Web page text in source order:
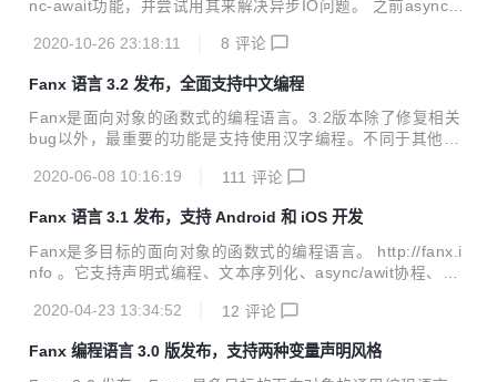
个项目中可以混合两种格式的。他们的实现共享了绝大部分代
码。 另外开发用的git仓库切换到gitee：https://gi...
nc-await功能，并尝试用其来解决异步IO问题。 之前async-a
端。传统的阻塞式IO性能较低，而异步IO有很多回调，导致代
式编写代码，同时拥有异步IO的性能。 目前的网络框架支持
基本的http协议，示例代码： const class HttpTestServer : H
ttpHandler { override async Void onHttpService(HttpReq r
eq, Http...
2020-10-26 23:18:11 8 评论
Fanx 语言 3.2 发布，全面支持中文编程
Fanx是面向对象的函数式的编程语言。3.2版本除了修复相关
bug以外，最重要的功能是支持使用汉字编程。不同于其他语
用汉字，关键字也能用汉字。 语言特性： 同时编译到JVM、J
包、可空类型、async/await等现代要素。 内建支持不可变性
和Actor并发模型，编译时保证并发安全。 跨平台UI框架。一
套代码同时运行在Android/iOS/浏览器/桌面端. 服务端Web开
发框架。数据库ORM，模板引擎，URL路由，Restful...。 项
目主页: http...
2020-06-08 10:16:19 111 评论
Fanx 语言 3.1 发布，支持 Android 和 iOS 开发
Fanx是多目标的面向对象的函数式的编程语言。 http://fanx.i
nfo 。它支持声明式编程、文本序列化、async/awit协程、多
d和iOS上测试通过。vase是Fanx语言自带的跨平台GUI库，
用Swing/Java2D绘制，在Android上使用系统自带的Skia绘图
库，在网页上使用Html5的Canvas绘制。 大概的架构像这样
2020-04-23 13:34:52 12 评论
Fanx 编程语言 3.0 版发布，支持两种变量声明风格